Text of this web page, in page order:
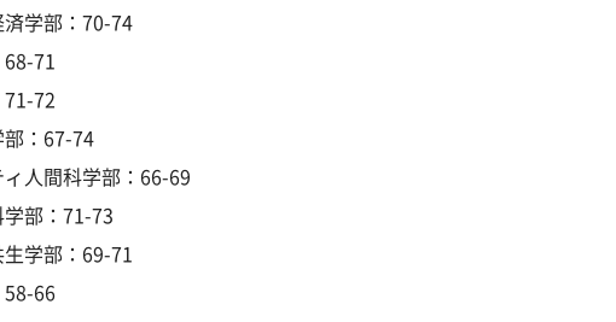
済学部：70-74
71
71-72
部：67-74
ィ人間科学部：66-69
学部：71-73
生学部：69-71
58-66